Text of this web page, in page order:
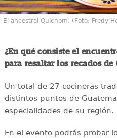
El ancestral Quichom. (Foto: Fredy
¿En qué consiste el
para resaltar los recados de
Un total de 27 cocineras
distintos puntos de
especialidades de su región.
En el evento podrás probar